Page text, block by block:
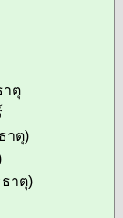
าตุ
าตุ)
าตุ)